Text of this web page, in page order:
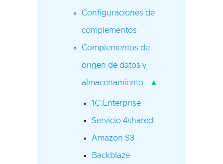
Configuraciones de
complementos
Complementos de
origen de datos y
almacenamiento ▴
1C:Enterprise
Servicio 4shared
Amazon S3
Backblaze